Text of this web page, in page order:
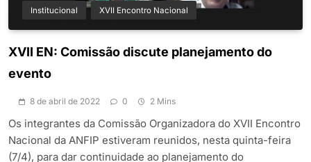
Institucional XVII Encontro Nacional
XVII EN: Comissão discute planejamento do
evento
8 de abril de 2022 0 2 Mins
Os integrantes da Comissão Organizadora do XVII Encontro
Nacional da ANFIP estiveram reunidos, nesta quinta-feira
(7/4), para dar continuidade ao planejamento do